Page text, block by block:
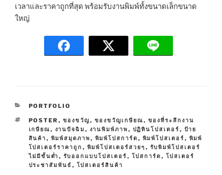
เวลาและราคาถูกที่สุด พร้อมรับงานพิมพ์ทั้งขนาดเล็กขนาด
ใหญ่
C
T
E
G
O
R
I
PORTFOLIO
T
A
G
S
POSTER , ของขวัญ, ของขวัญเกษียณ, ของที่ระลึกงาน
เกษียณ, งานปัจฉิม , งานพิมพ์ภาพ , ปฏิทินโปสเตอร์ , ป้าย
สินค้า , พิมพ์สมุดภาพ , พิมพ์โปสการ์ด , พิมพ์โปสเตอร์ , พิมพ์
โปสเตอร์ราคาถูก , พิมพ์โปสเตอร์สวยๆ , รับพิมพ์โปสเตอร์
ไม่มีขั้นต่ำ , รับออกแบบโปสเตอร์ , โปสการ์ด , โปสเตอร์
ประชาสัมพันธ์ , โปสเตอร์สินค้า